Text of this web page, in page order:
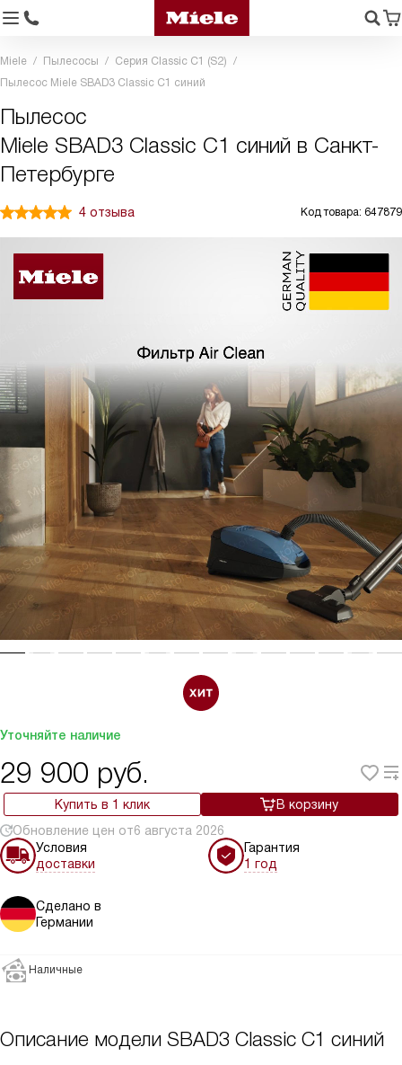
Miele Пылесосы
Серия Classic C1 (S2)
Пылесос Miele SBAD3 Classic C1 синий
Пылесос
Miele SBAD3 Classic C1 синий в Санкт-
Петербурге
4 отзыва Код товара: 647879
Уточняйте наличие
29 900 руб.
Купить в 1 клик
В корзину
Обновление цен от6 августа 2026
Условия
доставки
Гарантия
1 год
Сделано в
Германии
Наличные
Описание модели SBAD3 Classic C1 синий